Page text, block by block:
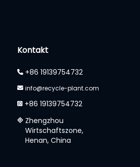
Kontakt
+86 19139754732
info@recycle-plant.com
+86 19139754732
Zhengzhou
Wirtschaftszone,
Henan, China